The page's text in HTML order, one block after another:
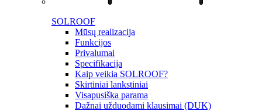
SOLROOF
Mūsų realizacija
Funkcijos
Privalumai
Specifikacija
Kaip veikia SOLROOF?
Skirtiniai lankstiniai
Visapusiška parama
Dažnai užduodami klausimai (DUK)